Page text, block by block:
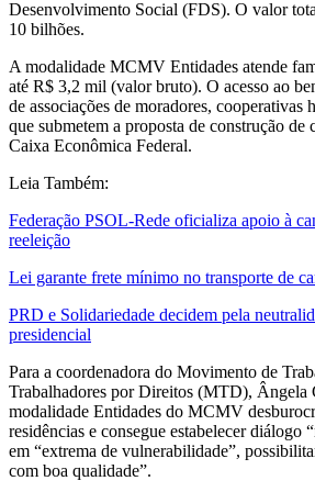
Desenvolvimento Social (FDS). O valor
10 bilhões.
A modalidade MCMV Entidades atende
até R$ 3,2 mil (valor bruto). O acesso ao
de associações de moradores, cooperativas
que submetem a proposta de construção de
Caixa Econômica Federal.
Leia Também:
Federação PSOL-Rede oficializa apoio à
reeleição
Lei garante frete mínimo no transporte de
PRD e Solidariedade decidem pela
presidencial
Para a coordenadora do Movimento de
Trabalhadores por Direitos (MTD), Ângela
modalidade Entidades do MCMV
residências e consegue estabelecer diálogo
em “extrema de vulnerabilidade”,
com boa qualidade”.